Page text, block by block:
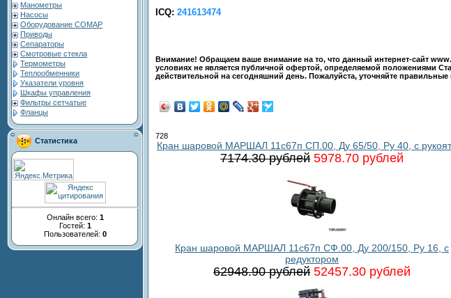
Манометры
Насосы
Оборудование COMAP
Приводы
Сепараторы
Смотровые стекла
Термометры
Теплообменники
Указатели уровня
Шкафы управления
Фильтры сетчатые
Фланцы
Статистика
Онлайн всего: 1
Гостей: 1
Пользователей: 0
ICQ: 241613474
Внимание! Обращаем ваше внимание на то, что данный интернет-сайт
условиях не является публичной офертой, определяемой положениями
действительной на сегодняшний день. Пожалуйста, уточняйте
728
Кран шаровой МАРШАЛ 11с67п СП.00, Ду 65/50, Ру 40, с
7174.30 рублей 5978.70 рублей
Кран шаровой МАРШАЛ 11с67п СФ.00, Ду 200/150, Ру 16, с
редуктором
62948.90 рублей 52457.30 рублей